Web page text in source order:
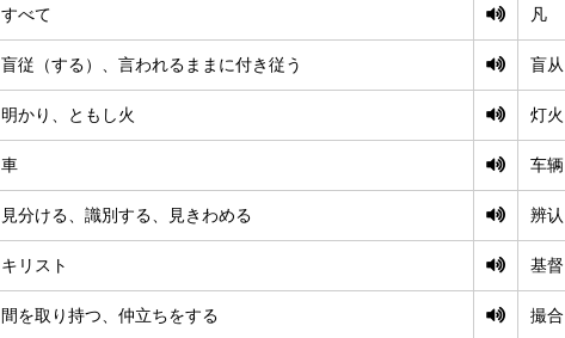
すべて 凡
盲従（する）、言われるままに付き従う 盲从
明かり、ともし火 灯火
車 车辆
見分ける、識別する、見きわめる 辨认
キリスト 基督
間を取り持つ、仲立ちをする 撮合